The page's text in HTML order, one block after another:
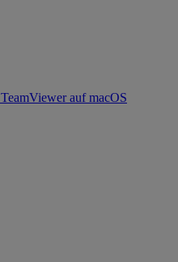
auf macOS